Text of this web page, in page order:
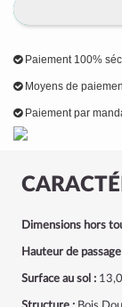
Dimensions hors
Hauteur de
Surface au sol :
Paiement 100%
Moyens de
Paiement par